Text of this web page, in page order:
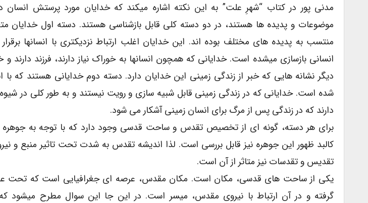
مدنی پور در کتاب “شهرِ علت” به این نکته اشاره میکند که خدایان مورد پرستش
موضوعات و پدیده ها هستند، در دو دسته کلی قابل بازشناسی هستند. دسته اول خدایان
منتسب به پدیده های مختلف بوده اند. این خدایان اغلب ارتباط نزدیکتری با انسانها
انسانی بازسازی میشده است. خدایانی که همچون انسانها به خوراک نیاز دارند، فرزند دارند
دیگر نشانه هایی که خبر از زندگی زمینی این خدایان دارد. دسته دوم خدایانی هستند که با
شده است. خدایانی که در زندگی زمینی قابل شبیه سازی و رویت نیستند و به طور کلی در شیوه
دارند که در زندگی پس از مرگ برای انسان زمینی آشکار می شود.
برای هر دسته، گونه ای از تخصیص تقدس و ساحت قدسی وجود دارد که با توجه به جوهره
کالبد ظهور این جوهره نیز قابل بررسی است. لذا اندیشه تقدس به شدت تحت تاثیر منبع و
تقدیس و تقدسات نیز متاثر از آن است.
یکی از ساحت های قدسی، مکان است. مکان مقدس، عرصه ای جغرافیایی است که تحت
گرفته و در آن ارتباط با نیروی مقدس، میسر است. در این جا این سوال مطرح